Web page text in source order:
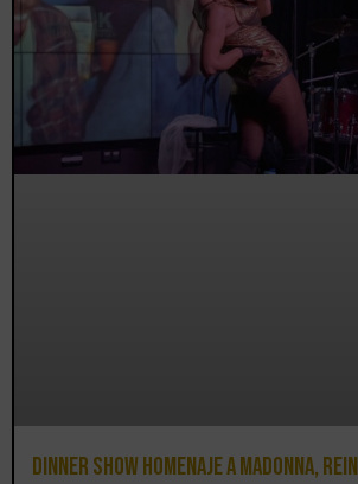
Dinner Show homenaje a Madonna,